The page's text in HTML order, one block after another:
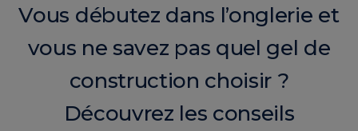
Vous débutez dans l’onglerie et
vous ne savez pas quel gel de
construction choisir ?
Découvrez les conseils